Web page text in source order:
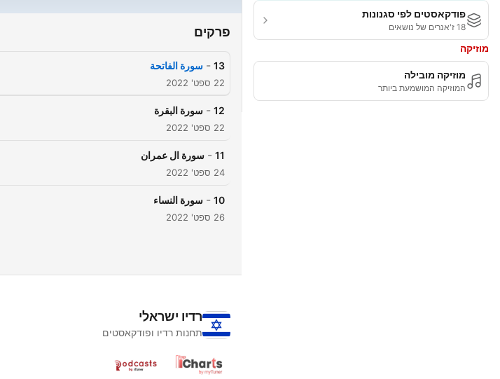
פודקאסטים לפי סגנונות
18 ז'אנרים של נושאים
מוזיקה
מוזיקה מובילה
המוזיקה המושמעת ביותר
פרקים
13
- سورة الفاتحة
22 ספט' 2022
12
- سورة البقرة
22 ספט' 2022
11
- سورة ال عمران
24 ספט' 2022
10
- سورة النساء
26 ספט' 2022
רדיו ישראלי
תחנות רדיו ופודקאסטים